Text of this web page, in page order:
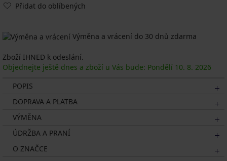
Přidat do oblíbených
Výměna a vrácení do 30 dnů zdarma
Zboží IHNED k odeslání.
Objednejte ještě dnes a zboží u Vás bude: Pondělí 10. 8. 2026
POPIS
DOPRAVA A PLATBA
VÝMĚNA
ÚDRŽBA A PRANÍ
O ZNAČCE